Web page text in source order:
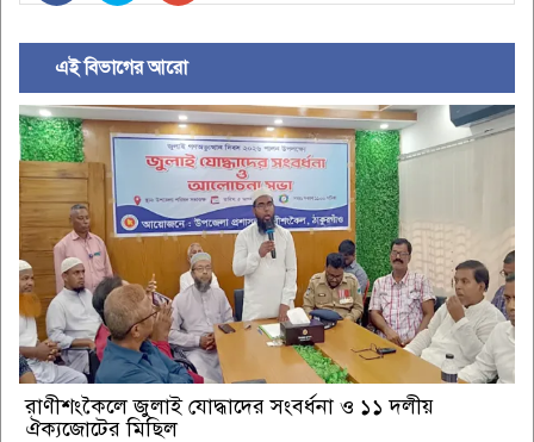
এই বিভাগের আরো
রাণীশংকৈলে জুলাই যোদ্ধাদের সংবর্ধনা ও ১১ দলীয়
ঐক্যজোটের মিছিল